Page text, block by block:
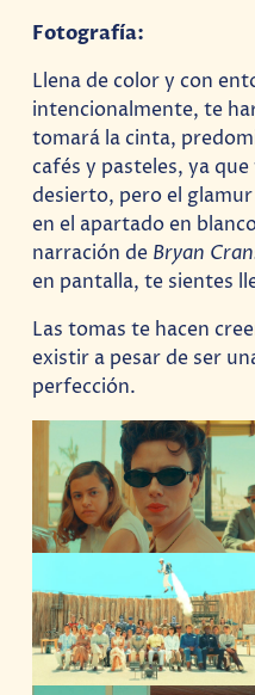
Fotografía:
Llena de color y con
intencionalmente, te
tomará la cinta,
cafés y pasteles, ya
desierto, pero el
en el apartado en
narración de Bryan
en pantalla, te sientes
Las tomas te hacen
existir a pesar de ser
perfección.